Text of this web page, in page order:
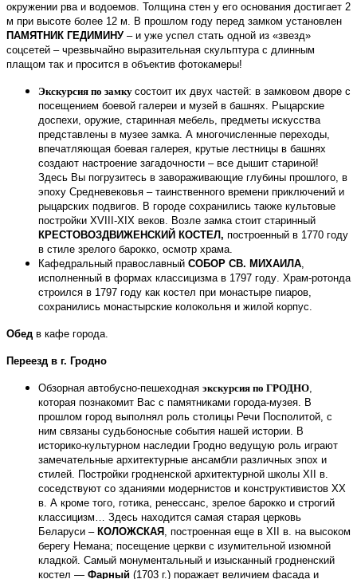
окружении рва и водоемов. Толщина стен у его основания достигает 2
м при высоте более 12 м. В прошлом году перед замком установлен
ПАМЯТНИК ГЕДИМИНУ – и уже успел стать одной из «звезд»
соцсетей – чрезвычайно выразительная скульптура с длинным
плащом так и просится в объектив фотокамеры!
Экскурсия по замку состоит их двух частей: в замковом дворе с
посещением боевой галереи и музей в башнях. Рыцарские
доспехи, оружие, старинная мебель, предметы искусства
представлены в музее замка. А многочисленные переходы,
впечатляющая боевая галерея, крутые лестницы в башнях
создают настроение загадочности – все дышит стариной!
Здесь Вы погрузитесь в завораживающие глубины прошлого, в
эпоху Средневековья – таинственного времени приключений и
рыцарских подвигов. В городе сохранились также культовые
постройки ХVIII -XIX веков. Возле замка стоит старинный
КРЕСТОВОЗДВИЖЕНСКИЙ КОСТЕЛ, построенный в 1770 году
в стиле зрелого барокко, осмотр храма.
Кафедральный православный СОБОР СВ. МИХАИЛА,
исполненный в формах классицизма в 1797 году. Храм-ротонда
строился в 1797 году как костел при монастыре пиаров,
сохранились монастырские колокольня и жилой корпус.
Обед в кафе города.
Переезд в г. Гродно
Обзорная автобусно-пешеходная экскурсия по ГРОДНО,
которая познакомит Вас с памятниками города-музея. В
прошлом город выполнял роль столицы Речи Посполитой, с
ним связаны судьбоносные события нашей истории. В
историко-культурном наследии Гродно ведущую роль играют
замечательные архитектурные ансамбли различных эпох и
стилей. Постройки гродненской архитектурной школы XII в.
соседствуют со зданиями модернистов и конструктивистов XX
в. А кроме того, готика, ренессанс, зрелое барокко и строгий
классицизм… Здесь находится самая старая церковь
Беларуси – КОЛОЖСКАЯ , построенная еще в XII в. на высоком
берегу Немана; посещение церкви с изумительной изюмной
кладкой. Самый монументальный и изысканный гродненский
костел — Фарный (1703 г.) поражает величием фасада и